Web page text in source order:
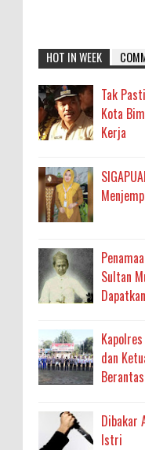
HOT IN WEEK
Tak
Kota
Kerja
Sultan
dan
Dibakar
Istri